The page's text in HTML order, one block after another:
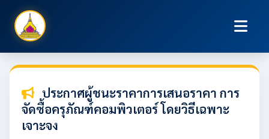
ประกาศผู้ชนะราคาการเสนอราคา การ
จัดซื้อครุภัณฑ์คอมพิวเตอร์ โดยวิธีเฉพาะ
เจาะจง